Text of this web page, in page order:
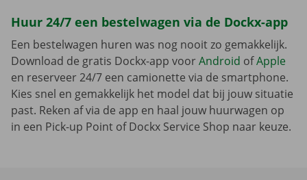
Huur 24/7 een bestelwagen via de Dockx-app
Een bestelwagen huren was nog nooit zo gemakkelijk.
Download de gratis Dockx-app voorAndroid ofApple
en reserveer 24/7 een camionette via de smartphone.
Kies snel en gemakkelijk het model dat bij jouw situatie
past. Reken af via de app en haal jouw huurwagen op
in een Pick-up Point of Dockx Service Shop naar keuze.